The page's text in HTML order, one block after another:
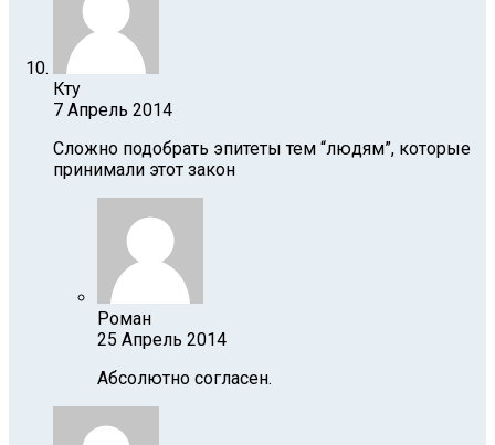
Кту
7 Апрель 2014
Сложно подобрать эпитеты тем “людям”, которые
принимали этот закон
Роман
25 Апрель 2014
Абсолютно согласен.